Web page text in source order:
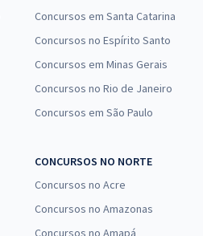
Concursos em Santa Catarina
Concursos no Espírito Santo
Concursos em Minas Gerais
Concursos no Rio de Janeiro
Concursos em São Paulo
CONCURSOS NO NORTE
Concursos no Acre
Concursos no Amazonas
Concursos no Amapá